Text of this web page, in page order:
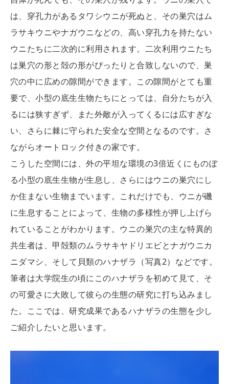
は、穿孔力があるタワシウニが死ぬと、その巣穴はム
ラサキウニやナガウニなどの、高い穿孔力を持たない
ウニたちに二次的に利用されます。二次利用ウニたち
は巣穴の形と殻の形がぴったりと合致しないので、巣
穴の中に広めの隙間ができます。この隙間がとても重
要で、小型の底生生物たちにとっては、自分たちが入
るには狭すぎず、また外敵が入ってくるには広すぎな
い、さらに棘に守られた安全な空間となるのです。さ
ながらオートロック付きの家です。
こうした空間には、外の平坦な環境の3倍近くにものぼ
る小型の底生生物が生息し、さらにはウニの巣穴にし
か住まない生物までいます。これだけでも、ウニが磯
に生息することによって、生物の多様性が押し上げら
れていることがわかります。ウニの巣穴の主な特異的
共生者は、甲殻類のムラサキヤドリエビとナガウニカ
ニダマシ、そして貝類のハナザラ（写真2）などです。
筆者は大学院生の頃にこのハナザラを初めて見て、そ
の可愛さに大敗して彼らの生態の研究に打ち込みまし
た。ここでは、研究成果であるハナザラの生態を少し
ご紹介したいと思います。